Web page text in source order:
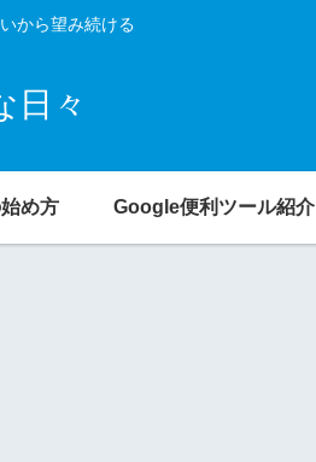
から望み続ける
日々
め方 Google便利ツール紹介